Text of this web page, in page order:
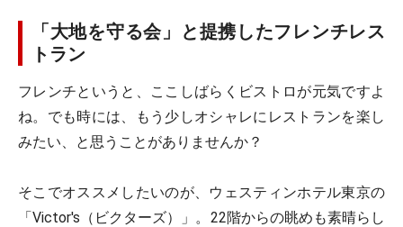
「大地を守る会」と提携したフレンチレス
トラン
フレンチというと、ここしばらくビストロが元気ですよ
ね。でも時には、もう少しオシャレにレストランを楽し
みたい、と思うことがありませんか？
そこでオススメしたいのが、ウェスティンホテル東京の
「Victor's（ビクターズ）」。22階からの眺めも素晴らし